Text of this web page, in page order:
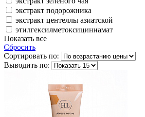
экстракт подорожника
экстракт центеллы азиатской
этилгексилметоксициннамат
Показать все
Сбросить
Сортировать по:
Выводить по: